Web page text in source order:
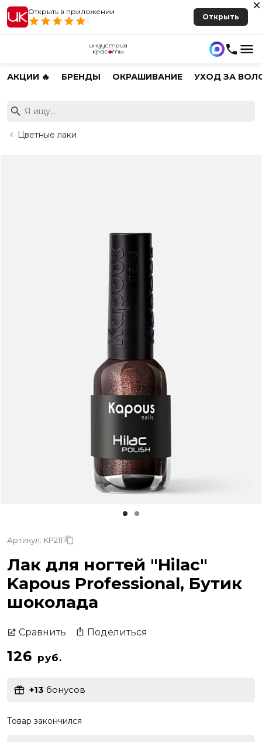
Открыть в приложении
1
Открыть
АКЦИИ 🔥 БРЕНДЫ ОКРАШИВАНИЕ УХОД ЗА
Цветные лаки
Артикул: KP2111
Лак для ногтей "Hilac"
Kapous Professional, Бутик
шоколада
Сравнить Поделиться
126 руб.
+13 бонусов
Товар закончился